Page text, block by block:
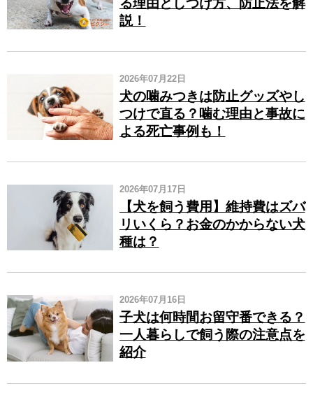
説！
2026年07月22日
犬の噛みつきは防止グッズやし
つけで直る？噛む理由と事故に
よる死亡事例も！
2026年07月17日
【犬を飼う費用】維持費はズバ
リいくら？お金のかからない犬
種は？
2026年07月16日
子犬は何時間お留守番できる？
一人暮らしで飼う際の注意点を
紹介